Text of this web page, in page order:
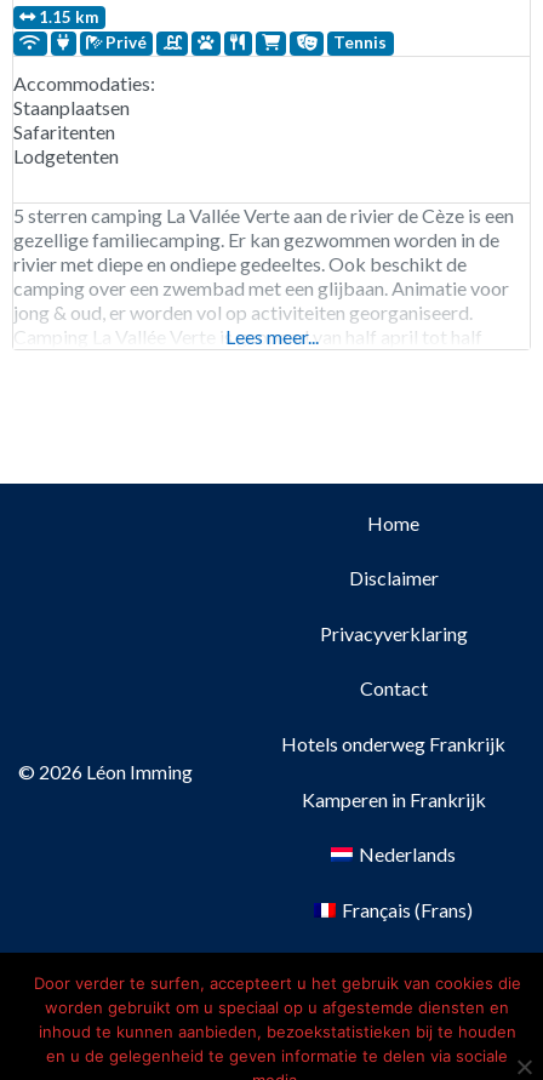
1.15 km
Privé
Tennis
Accommodaties:
Staanplaatsen
Safaritenten
Lodgetenten
5 sterren camping La Vallée Verte aan de rivier de Cèze is een
gezellige familiecamping. Er kan gezwommen worden in de
rivier met diepe en ondiepe gedeeltes. Ook beschikt de
camping over een zwembad met een glijbaan. Animatie voor
jong & oud, er worden vol op activiteiten georganiseerd.
Camping La Vallée Verte is geopend van half april tot half
Lees meer...
© 2026 Léon Imming
Home
Disclaimer
Privacyverklaring
Contact
Hotels onderweg Frankrijk
Kamperen in Frankrijk
Nederlands
Français (Frans)
English(Engels)
Door verder te surfen, accepteert u het gebruik van cookies die
worden gebruikt om u speciaal op u afgestemde diensten en
inhoud te kunnen aanbieden, bezoekstatistieken bij te houden
en u de gelegenheid te geven informatie te delen via sociale